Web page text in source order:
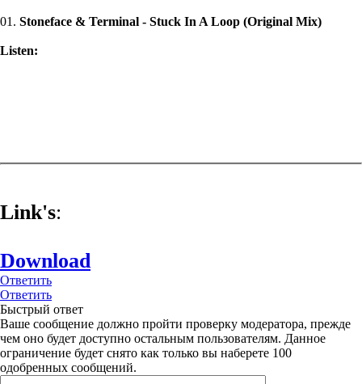
01. Stoneface & Terminal - Stuck In A Loop (Original Mix)
Listen:
Link's:
Download
Ответить
Ответить
Быстрый ответ
Ваше сообщение должно пройти проверку модератора, прежде
чем оно будет доступно остальным пользователям. Данное
ограничение будет снято как только вы наберете 100
одобренных сообщений.